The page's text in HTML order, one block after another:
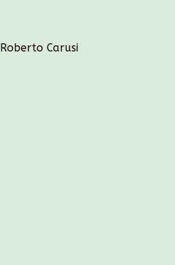
Roberto Carusi